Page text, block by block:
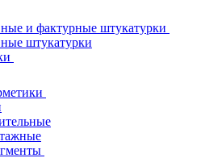
и фактурные штукатурки
штукатурки